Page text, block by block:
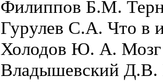
Филиппов Б.М.
Гурулев С.А. Что в
Холодов Ю. А. Мозг
Владышевский Д.В.